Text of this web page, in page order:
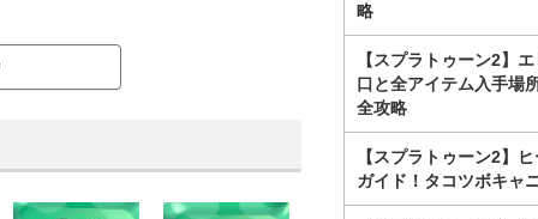
略
【スプラトゥーン2】
口と全アイテム入手場
全攻略
【スプラトゥーン2】
ガイド！タコツボキャ